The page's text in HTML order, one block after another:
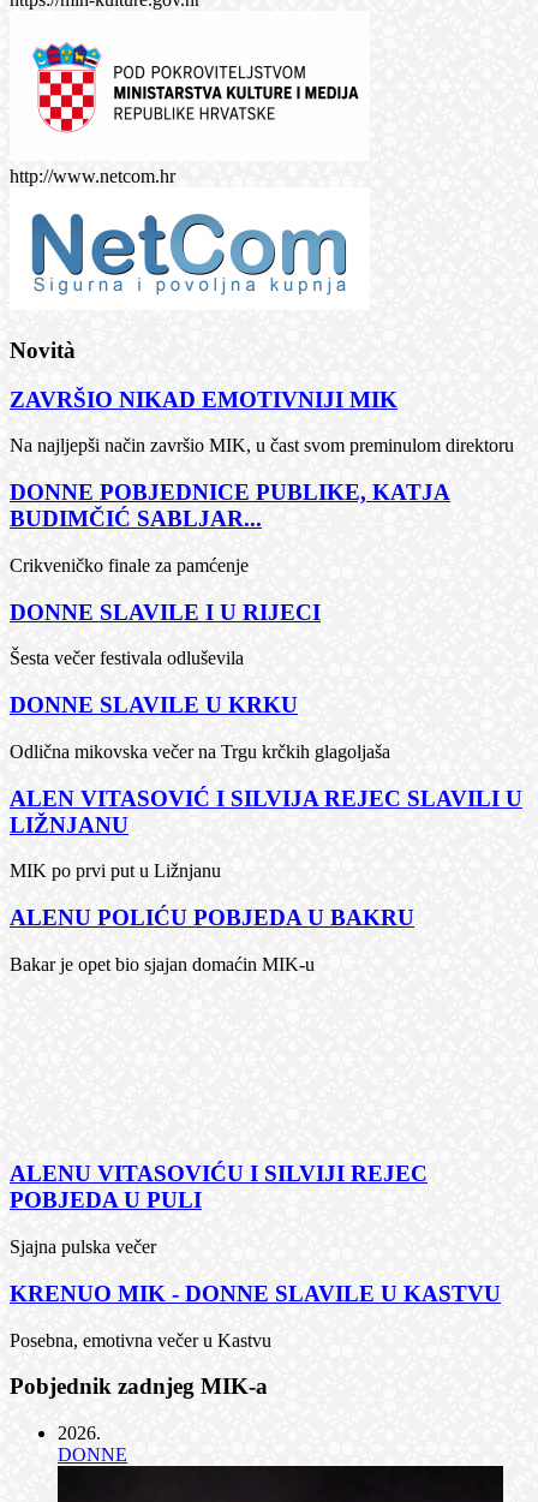
http://www.netcom.hr
Novità
ZAVRŠIO NIKAD EMOTIVNIJI MIK
Na najljepši način završio MIK, u čast svom preminulom direktoru
DONNE POBJEDNICE PUBLIKE, KATJA
BUDIMČIĆ SABLJAR...
Crikveničko finale za pamćenje
DONNE SLAVILE I U RIJECI
Šesta večer festivala odluševila
DONNE SLAVILE U KRKU
Odlična mikovska večer na Trgu krčkih glagoljaša
ALEN VITASOVIĆ I SILVIJA REJEC SLAVILI U
LIŽNJANU
MIK po prvi put u Ližnjanu
ALENU POLIĆU POBJEDA U BAKRU
Bakar je opet bio sjajan domaćin MIK-u
ALENU VITASOVIĆU I SILVIJI REJEC
POBJEDA U PULI
Sjajna pulska večer
KRENUO MIK - DONNE SLAVILE U KASTVU
Posebna, emotivna večer u Kastvu
Pobjednik zadnjeg MIK-a
2026.
DONNE